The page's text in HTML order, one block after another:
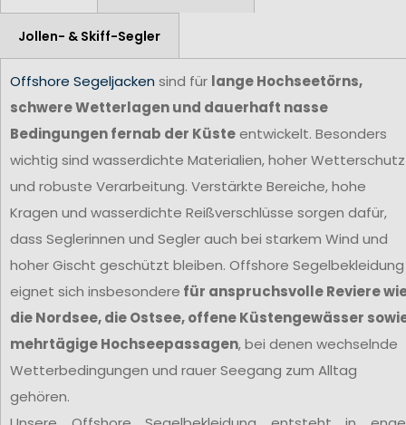
Jollen- & Skiff-Segler
Offshore Segeljacken sind für lange Hochseetörns,
schwere Wetterlagen und dauerhaft nasse
Bedingungen fernab der Küsteentwickelt. Besonders
wichtig sind wasserdichte Materialien, hoher Wetterschutz
und robuste Verarbeitung. Verstärkte Bereiche, hohe
Kragen und wasserdichte Reißverschlüsse sorgen dafür,
dass Seglerinnen und Segler auch bei starkem Wind und
hoher Gischt geschützt bleiben. Offshore Segelbekleidung
eignet sich insbesondere für anspruchsvolle Reviere
die Nordsee, die Ostsee, offene Küstengewässer
mehrtägige Hochseepassagen, bei denen wechselnde
Wetterbedingungen und rauer Seegang zum Alltag
gehören.